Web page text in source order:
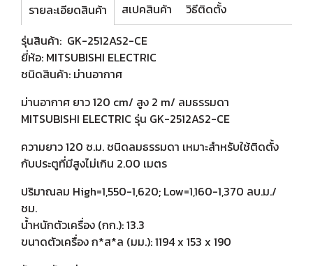
รายละเอียดสินค้า สเปคสินค้า
วิธีติดตั้ง
รุ่นสินค้า: GK-2512AS2-CE
ยี่ห้อ: MITSUBISHI ELECTRIC
ชนิดสินค้า: ม่านอากาศ
ม่านอากาศ ยาว 120 cm/ สูง 2 m/ ลมธรรมดา
MITSUBISHI ELECTRIC รุ่น GK-2512AS2-CE
ความยาว 120 ซ.ม. ชนิดลมธรรมดา เหมาะสำหรับใช้ติดตั้ง
กับประตูที่มีสูงไม่เกิน 2.00 เมตร
ปริมาณลม High=1,550-1,620; Low=1,160-1,370 ลบ.ม./
ชม.
น้ำหนักตัวเครื่อง (กก.): 13.3
ขนาดตัวเครื่อง ก*ส*ล (มม.): 1194 x 153 x 190